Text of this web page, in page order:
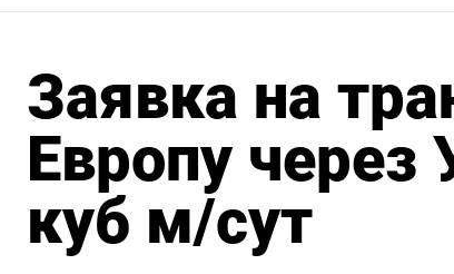
Заявка на
Европу через
куб м/сут